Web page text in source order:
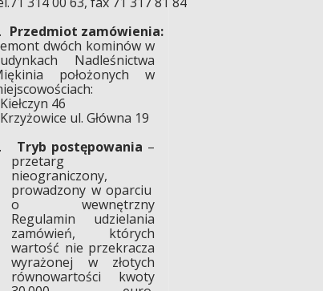
Przedmiot zamówienia:
dwóch kominów w
Nadleśnictwa
położonych w
46
ul. Główna 19
Tryb postępowania –
przetarg
nieograniczony,
prowadzony w oparciu
o wewnętrzny
Regulamin udzielania
zamówień, których
wartość nie przekracza
wyrażonej w złotych
równowartości kwoty